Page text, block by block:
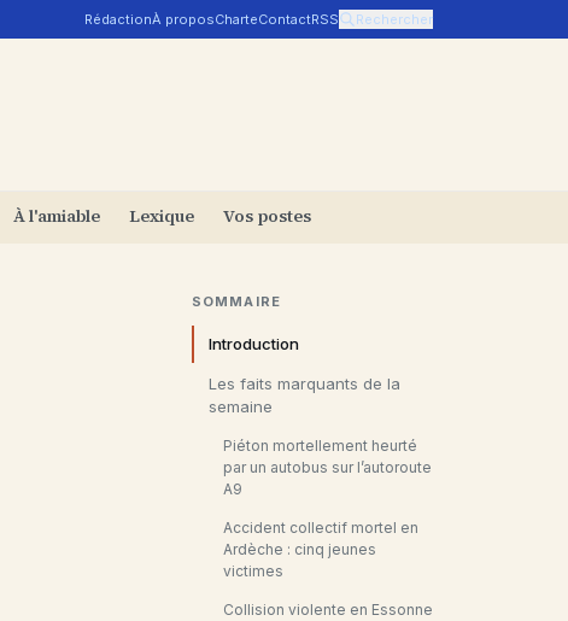
RédactionÀ proposCharteContactRSS Rechercher
À l'amiable Lexique Vos postes
SOMMAIRE
Introduction
Les faits marquants de la
semaine
Piéton mortellement heurté
par un autobus sur l’autoroute
A9
Accident collectif mortel en
Ardèche : cinq jeunes
victimes
Collision violente en Essonne